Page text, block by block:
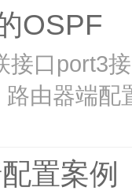
OSPF
接口port3
由器端配
置案例